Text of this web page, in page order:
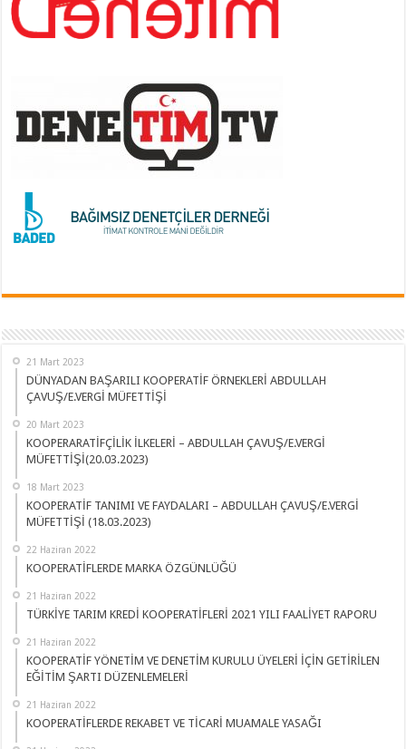
21 Mart 2023
DÜNYADAN BAŞARILI KOOPERATİF ÖRNEKLERİ ABDULLAH
ÇAVUŞ/E.VERGİ MÜFETTİŞİ
20 Mart 2023
KOOPERARATİFÇİLİK İLKELERİ – ABDULLAH ÇAVUŞ/E.VERGİ
MÜFETTİŞİ(20.03.2023)
18 Mart 2023
KOOPERATİF TANIMI VE FAYDALARI – ABDULLAH ÇAVUŞ/E.VERGİ
MÜFETTİŞİ (18.03.2023)
22 Haziran 2022
KOOPERATİFLERDE MARKA ÖZGÜNLÜĞÜ
21 Haziran 2022
TÜRKİYE TARIM KREDİ KOOPERATİFLERİ 2021 YILI FAALİYET RAPORU
21 Haziran 2022
KOOPERATİF YÖNETİM VE DENETİM KURULU ÜYELERİ İÇİN GETİRİLEN
EĞİTİM ŞARTI DÜZENLEMELERİ
21 Haziran 2022
KOOPERATİFLERDE REKABET VE TİCARİ MUAMALE YASAĞI